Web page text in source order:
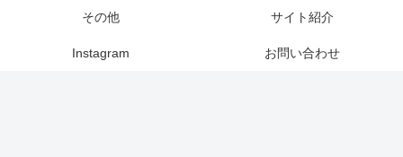
その他 サイト紹介
Instagram お問い合わせ